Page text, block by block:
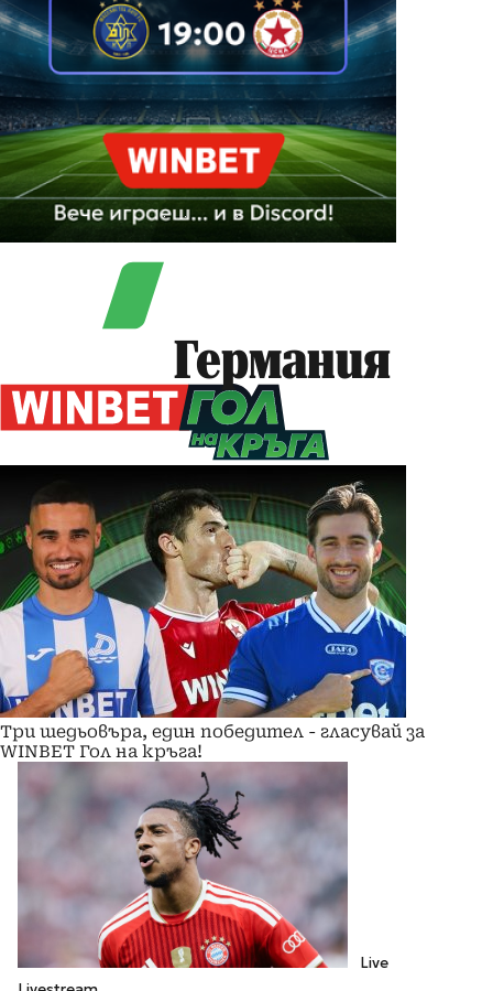
Германия
Три шедьовъра, един победител - гласувай за
WINBET Гол на кръга!
Live